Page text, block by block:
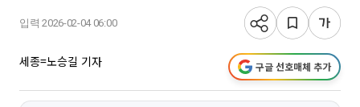
입력 2026-02-04 06:00
세종=노승길 기자 구글 선호매체 추가